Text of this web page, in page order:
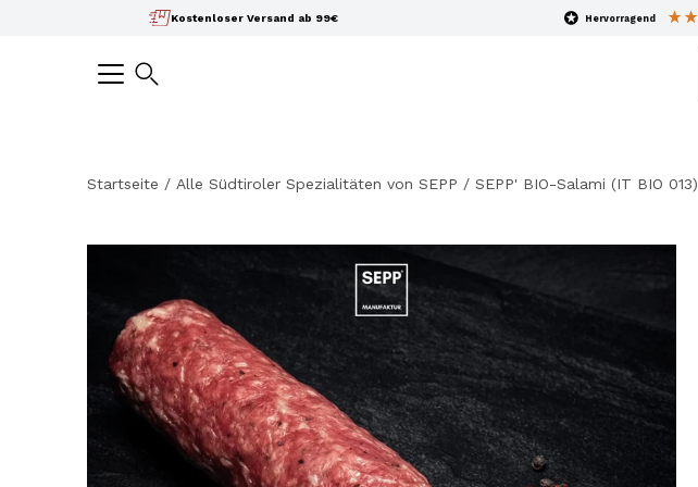
Kostenloser Versand ab 99€ hervorragend
Startseite / Alle Südtiroler Spezialitäten von SEPP / SEPP' BIO-Salami (IT BIO 013)